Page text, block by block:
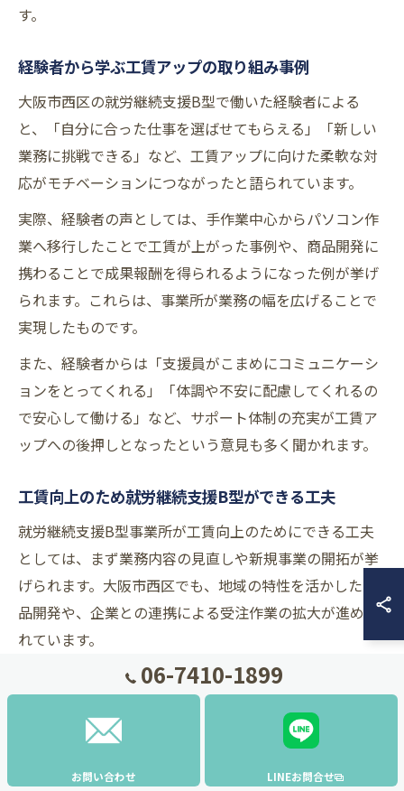
す。
経験者から学ぶ工賃アップの取り組み事例
大阪市西区の就労継続支援B型で働いた経験者による
と、「自分に合った仕事を選ばせてもらえる」「新しい
業務に挑戦できる」など、工賃アップに向けた柔軟な対
応がモチベーションにつながったと語られています。
実際、経験者の声としては、手作業中心からパソコン作
業へ移行したことで工賃が上がった事例や、商品開発に
携わることで成果報酬を得られるようになった例が挙げ
られます。これらは、事業所が業務の幅を広げることで
実現したものです。
また、経験者からは「支援員がこまめにコミュニケーシ
ョンをとってくれる」「体調や不安に配慮してくれるの
で安心して働ける」など、サポート体制の充実が工賃ア
ップへの後押しとなったという意見も多く聞かれます。
工賃向上のため就労継続支援B型ができる工夫
就労継続支援B型事業所が工賃向上のためにできる工夫
としては、まず業務内容の見直しや新規事業の開拓が挙
げられます。大阪市西区でも、地域の特性を活かした商
品開発や、企業との連携による受注作業の拡大が進めら
れています。
また、利用者のスキルアップを目的とした研修や、資格
取得支援なども有効です。例えば、パソコン操作やデザ
インソフトの基礎研修を実施することで、より高単価な
06-7410-1899
お問い合わせ LINEお問合せ